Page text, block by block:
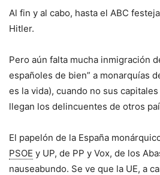
Al fin y al cabo, hasta el ABC
Hitler.
Pero aún falta mucha inmigración
españoles de bien” a monarquías
es la vida), cuando no sus
llegan los delincuentes de otros
El papelón de la España
PSOE y UP, de PP y Vox, de los
nauseabundo. Se ve que la UE, a